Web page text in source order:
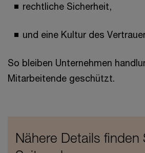
rechtliche Sicherheit,
und eine Kultur des
So bleiben Unternehmen
Mitarbeitende geschützt.
Nähere Details finden